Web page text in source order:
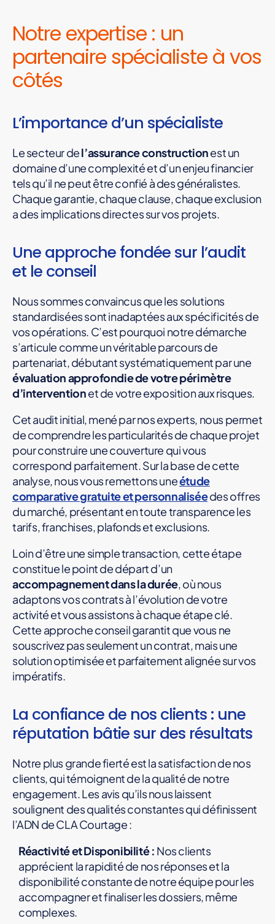
Notre expertise : un
partenaire spécialiste à vos
côtés
L’importance d’un spécialiste
Le secteur del’assurance constructionest un
domaine d’une complexité et d’un enjeu financier
tels qu’il ne peut être confié à des généralistes.
Chaque garantie, chaque clause, chaque exclusion
a des implications directes sur vos projets.
Une approche fondée sur l’audit
et le conseil
Nous sommes convaincus que les solutions
standardisées sont inadaptées aux spécificités de
vos opérations. C’est pourquoi notre démarche
s’articule comme un véritable parcours de
partenariat, débutant systématiquement par une
évaluation approfondie de votre périmètre
d’interventionet de votre exposition aux risques.
Cet audit initial, mené par nos experts, nous permet
de comprendre les particularités de chaque projet
pour construire une couverture qui vous
correspond parfaitement. Sur la base de cette
analyse, nous vous remettons uneétude
comparative gratuite et personnaliséedes offres
du marché, présentant en toute transparence les
tarifs, franchises, plafonds et exclusions.
Loin d’être une simple transaction, cette étape
constitue le point de départ d’un
accompagnement dans la durée, où nous
adaptons vos contrats à l’évolution de votre
activité et vous assistons à chaque étape clé.
Cette approche conseil garantit que vous ne
souscrivez pas seulement un contrat, mais une
solution optimisée et parfaitement alignée sur vos
impératifs.
La confiance de nos clients : une
réputation bâtie sur des résultats
Notre plus grande fierté est la satisfaction de nos
clients, qui témoignent de la qualité de notre
engagement. Les avis qu’ils nous laissent
soulignent des qualités constantes qui définissent
l’ADN de CLA Courtage :
Réactivité et Disponibilité : Nos clients
apprécient la rapidité de nos réponses et la
disponibilité constante de notre équipe pour les
accompagner et finaliser les dossiers, même
complexes.